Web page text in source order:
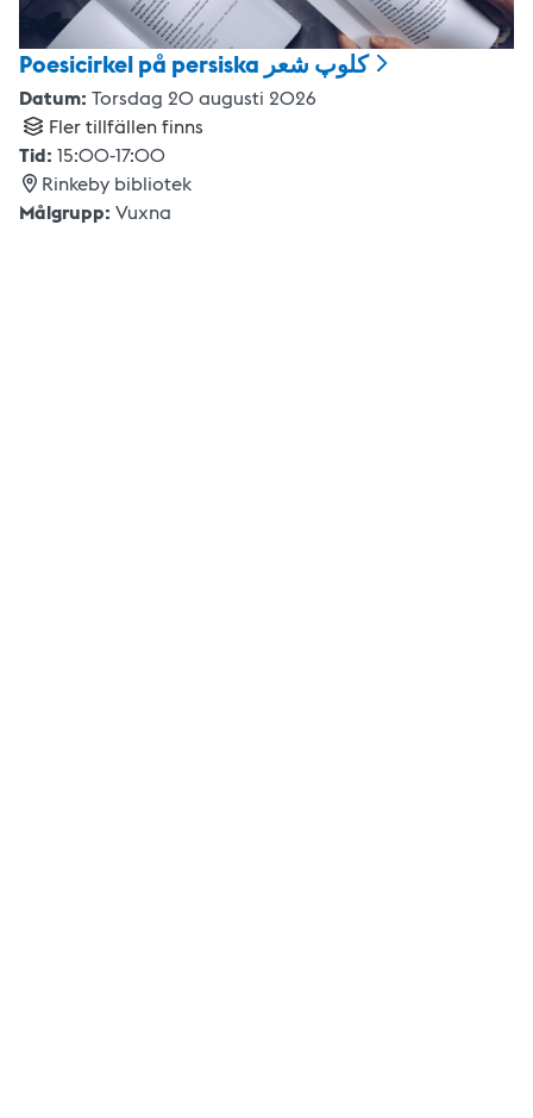
Poesicirkel på persiska کلوپ شعر
Datum: Torsdag 20 augusti 2026
Fler tillfällen finns
Tid: 15:00-17:00
Rinkeby bibliotek
Målgrupp: Vuxna